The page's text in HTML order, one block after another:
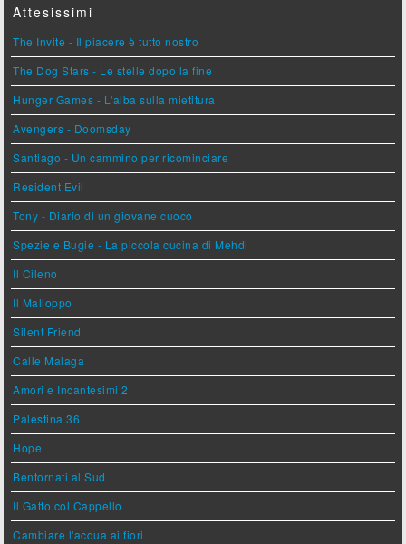
Attesissimi
The Invite - Il piacere è tutto nostro
The Dog Stars - Le stelle dopo la fine
Hunger Games - L'alba sulla mietitura
Avengers - Doomsday
Santiago - Un cammino per ricominciare
Resident Evil
Tony - Diario di un giovane cuoco
Spezie e Bugie - La piccola cucina di Mehdi
Il Cileno
Il Malloppo
Silent Friend
Calle Malaga
Amori e Incantesimi 2
Palestina 36
Hope
Bentornati al Sud
Il Gatto col Cappello
Cambiare l'acqua ai fiori